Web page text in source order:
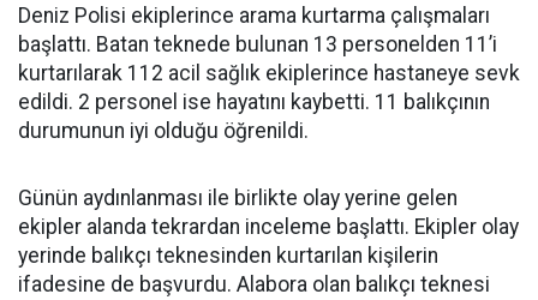
Deniz Polisi ekiplerince arama kurtarma çalışmaları
başlattı. Batan teknede bulunan 13 personelden 11’i
kurtarılarak 112 acil sağlık ekiplerince hastaneye sevk
edildi. 2 personel ise hayatını kaybetti. 11 balıkçının
durumunun iyi olduğu öğrenildi.
Günün aydınlanması ile birlikte olay yerine gelen
ekipler alanda tekrardan inceleme başlattı. Ekipler olay
yerinde balıkçı teknesinden kurtarılan kişilerin
ifadesine de başvurdu. Alabora olan balıkçı teknesi